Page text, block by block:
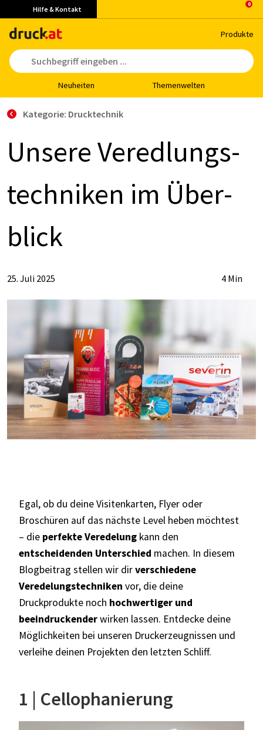
Hilfe & Kontakt
Pro­duk­te
Neu­hei­ten The­men­wel­ten
Kategorie: Drucktechnik
Un­se­re Ver­ed­lungs­
tech­ni­ken im Über­
blick
25. Juli 2025 4 Min
Egal, ob du deine Visitenkarten, Flyer oder
Broschüren auf das nächste Level heben möchtest
– die perfekte Veredelung kann den
entscheidenden Unterschied machen. In diesem
Blogbeitrag stellen wir dirverschiedene
Veredelungstechniken vor, die deine
Druckprodukte noch hochwertiger und
beeindruckenderwirken lassen. Entdecke deine
Möglichkeiten bei unseren Druckerzeugnissen und
verleihe deinen Projekten den letzten Schliff.
1 | Cellophanierung